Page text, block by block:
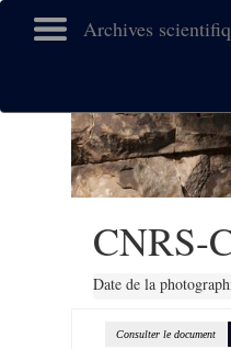
Archives
CNRS-
Date de la
Consulter le document